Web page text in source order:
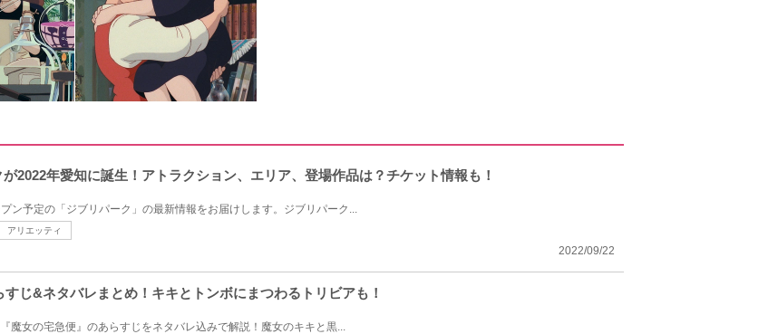
が2022年愛知に誕生！アトラクション、エリア、登場作品は？チケット情報も！
ン予定の「ジブリパーク」の最新情報をお届けします。ジブリパーク...
アリエッティ
2022/09/22
すじ&ネタバレまとめ！キキとトンボにまつわるトリビアも！
魔女の宅急便』のあらすじをネタバレ込みで解説！魔女のキキと黒...